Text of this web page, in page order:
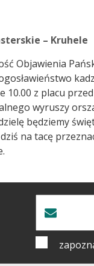
– Kruhele
Objawienia
10.00 z placu
wyruszy
będziemy
na tacę